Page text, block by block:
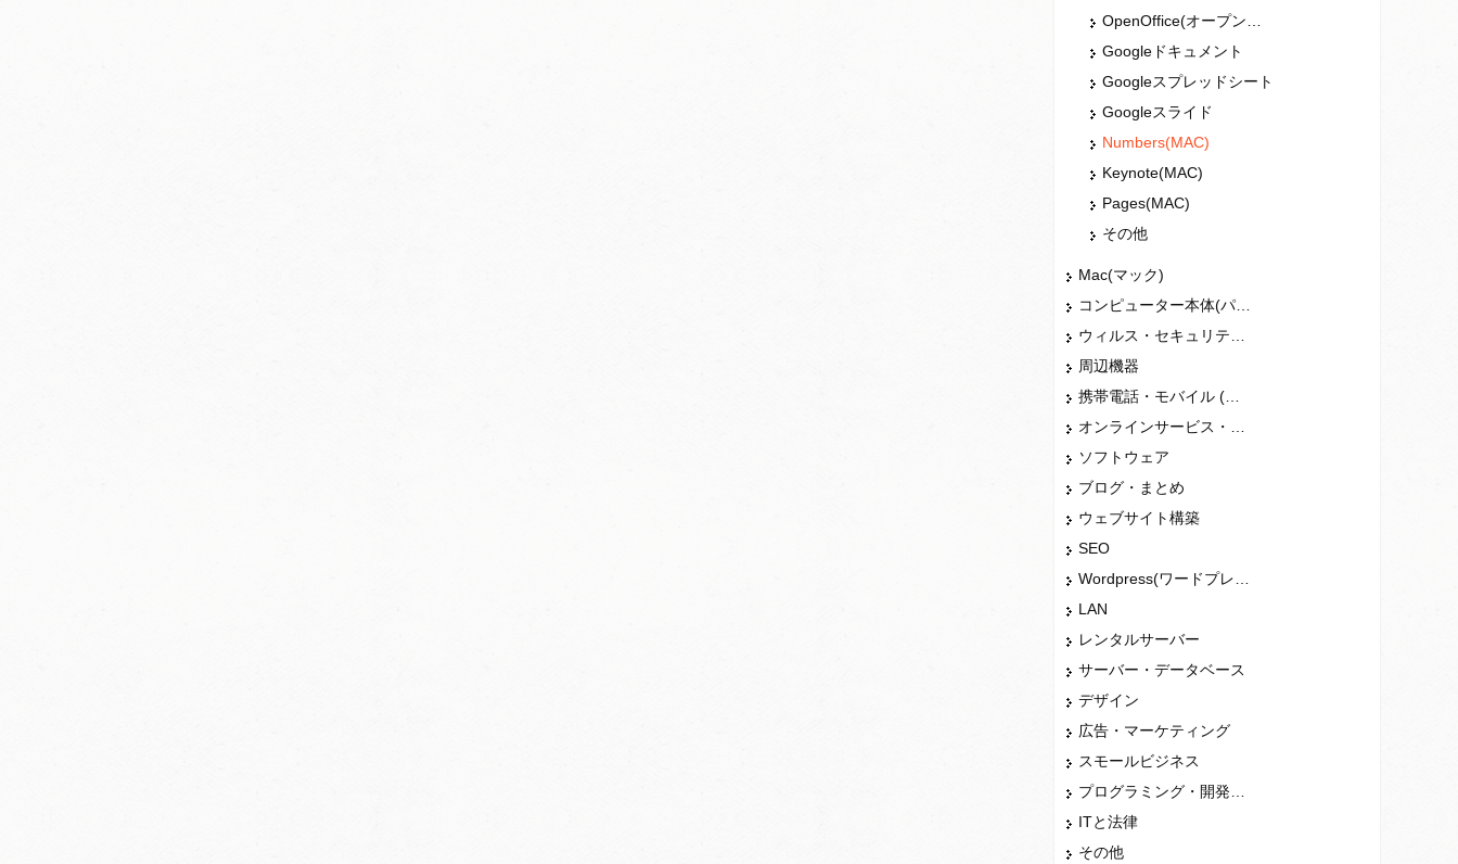
Googleドキュメント
Googleスプレッドシート
Googleスライド
Numbers(MAC)
Keynote(MAC)
Pages(MAC)
その他
Mac(マック)
周辺機器
ソフトウェア
ブログ・まとめ
ウェブサイト構築
SEO
LAN
レンタルサーバー
サーバー・データベース
デザイン
広告・マーケティング
スモールビジネス
ITと法律
その他